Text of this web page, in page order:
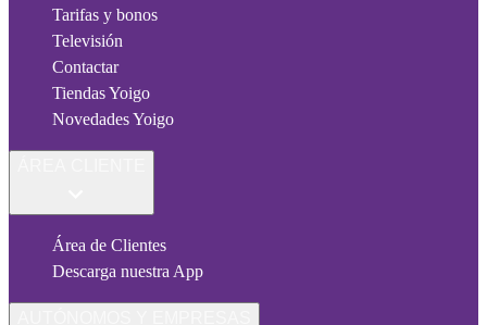
Tarifas y bonos
Televisión
Contactar
Tiendas Yoigo
Novedades Yoigo
Área de Clientes
Descarga nuestra App